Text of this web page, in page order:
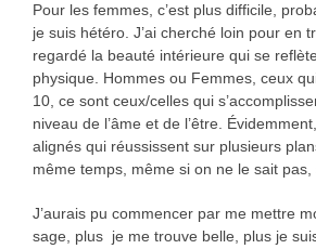
Pour les femmes, c’est plus difficile,
je suis hétéro. J’ai cherché loin pour en
regardé la beauté intérieure qui se
physique. Hommes ou Femmes, ceux
10, ce sont ceux/celles qui
niveau de l’âme et de l’être.
alignés qui réussissent sur plusieurs
même temps, même si on ne le sait pas,
J’aurais pu commencer par me mettre
sage, plus je me trouve belle, plus je